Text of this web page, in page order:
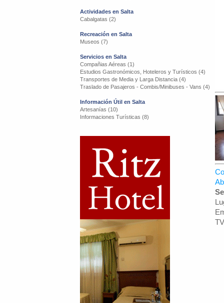
Actividades en Salta
Cabalgatas (2)
Recreación en Salta
Museos (7)
Servicios en Salta
Compañias Aéreas (1)
Estudios Gastronómicos, Hoteleros y Turísticos (4)
Transportes de Media y Larga Distancia (4)
Traslado de Pasajeros - Combis/Minibuses - Vans (4)
Información Útil en Salta
Artesanías (10)
Informaciones Turísticas (8)